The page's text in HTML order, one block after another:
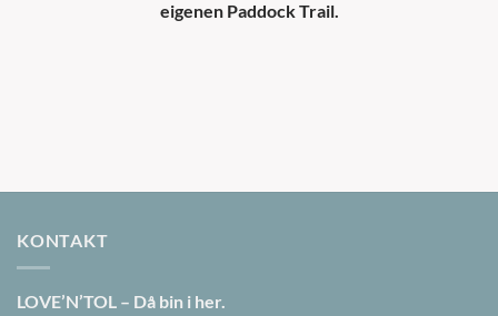
eigenen Paddock Trail.
KONTAKT
LOVE’N’TOL – Då bin i her.